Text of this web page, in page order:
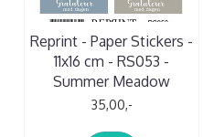
Reprint - Paper Stickers -
11x16 cm - RS053 -
Summer Meadow
35,00,-